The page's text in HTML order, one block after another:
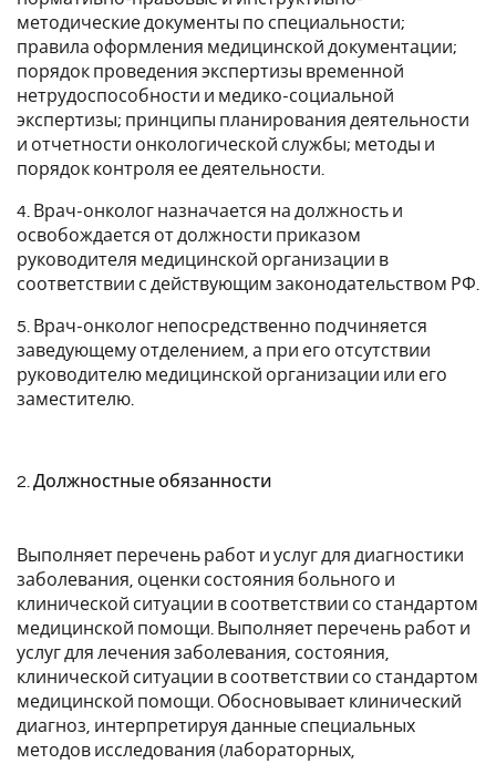
методические документы по специальности;
правила оформления медицинской документации;
порядок проведения экспертизы временной
нетрудоспособности и медико-социальной
экспертизы; принципы планирования деятельности
и отчетности онкологической службы; методы и
порядок контроля ее деятельности.
4. Врач-онколог назначается на должность и
освобождается от должности приказом
руководителя медицинской организации в
соответствии с действующим законодательством РФ.
5. Врач-онколог непосредственно подчиняется
заведующему отделением, а при его отсутствии
руководителю медицинской организации или его
заместителю.
2. Должностные обязанности
Выполняет перечень работ и услуг для диагностики
заболевания, оценки состояния больного и
клинической ситуации в соответствии со стандартом
медицинской помощи. Выполняет перечень работ и
услуг для лечения заболевания, состояния,
клинической ситуации в соответствии со стандартом
медицинской помощи. Обосновывает клинический
диагноз, интерпретируя данные специальных
методов исследования (лабораторных,